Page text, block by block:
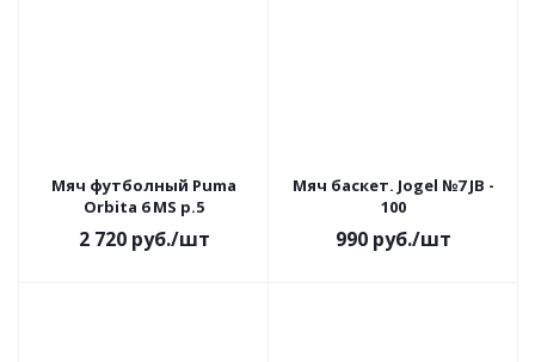
Мяч футболный Puma
Orbita 6 MS р.5
2 720руб./шт
Мяч баскет. Jogel №7 JB -
100
990 руб./шт